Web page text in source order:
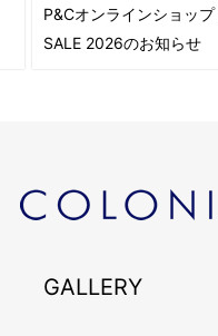
P&Cオンラインショップ
SALE 2026のお知らせ
GALLERY